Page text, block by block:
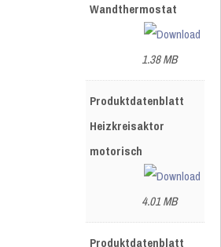
Wandthermostat
1.38 MB
Produktdatenblatt
Heizkreisaktor
motorisch
4.01 MB
Produktdatenblatt